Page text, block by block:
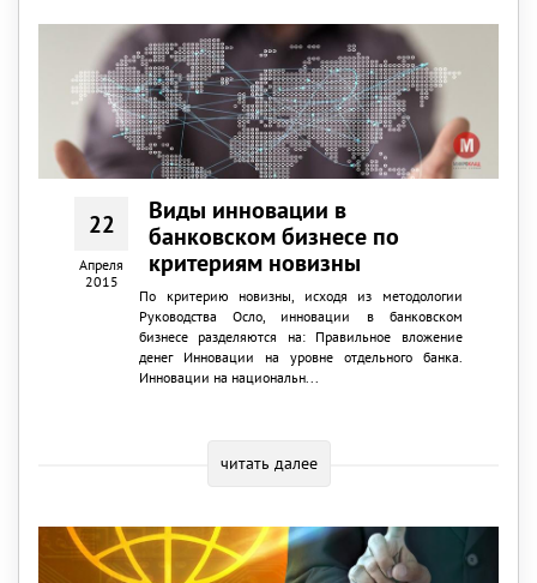
22
Апреля
2015
Виды инновации в
банковском бизнесе по
критериям новизны
По критерию новизны, исходя из методологии
Руководства Осло, инновации в банковском
бизнесе разделяются на: Правильное вложение
денег Инновации на уровне отдельного банка.
Инновации на национальн...
читать далее